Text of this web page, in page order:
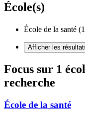
École(s)
École de la santé
Afficher les
Focus sur 1
recherche
École de la santé